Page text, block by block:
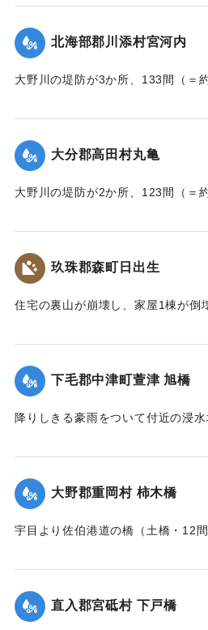
｜固有コード: 002680204
北海部郡川添村宮河内
大野川の堤防が3か所、133間（＝
｜固有コード: 002680205
大分郡高田村丸亀
大野川の堤防が2か所、123間（＝
｜固有コード: 002680206
玖珠郡森町日出生
住宅の裏山が崩壊し、家屋1棟が倒
｜固有コード: 002680198
下毛郡中津町萱津 旭橋
降りしきる豪雨をついて付近の浸
水は明治26年の水害に比べても割
200戸に及んでいるのは要するに排
な住宅を建築する許可を当局が出
と13日以来、住民の間で協議が進
憤慨している。
大野郡重岡村 柿木橋
宇目より佐伯港道の橋（土橋・12
｜固有コード: 002680200
直入郡宮砥村 下戸橋